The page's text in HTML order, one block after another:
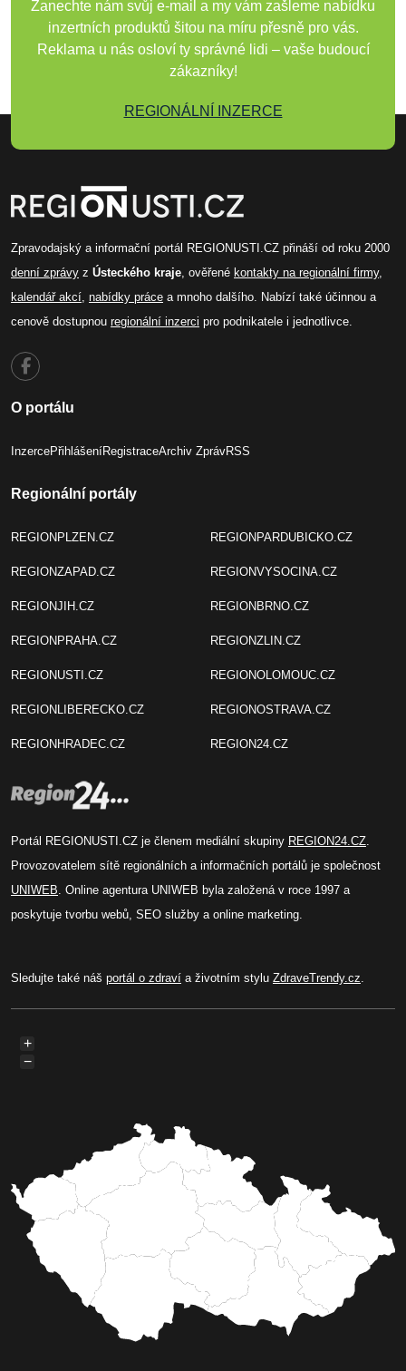
Zanechte nám svůj e-mail a my vám zašleme nabídku
inzertních produktů šitou na míru přesně pro vás.
Reklama u nás osloví ty správné lidi – vaše budoucí
zákazníky!
REGIONÁLNÍ INZERCE
Zpravodajský a informační portál REGIONUSTI.CZ přináší od roku 2000
denní zprávy z Ústeckého kraje, ověřené kontakty na regionální firmy,
kalendář akcí, nabídky práce a mnoho dalšího. Nabízí také účinnou a
cenově dostupnou regionální inzerci pro podnikatele i jednotlivce.
O portálu
InzercePřihlášeníRegistraceArchiv ZprávRSS
Regionální portály
REGIONPLZEN.CZ
REGIONZAPAD.CZ
REGIONJIH.CZ
REGIONPRAHA.CZ
REGIONUSTI.CZ
REGIONLIBERECKO.CZ
REGIONHRADEC.CZ
REGIONPARDUBICKO.CZ
REGIONVYSOCINA.CZ
REGIONBRNO.CZ
REGIONZLIN.CZ
REGIONOLOMOUC.CZ
REGIONOSTRAVA.CZ
REGION24.CZ
Portál REGIONUSTI.CZ je členem mediální skupiny REGION24.CZ.
Provozovatelem sítě regionálních a informačních portálů je společnost
UNIWEB. Online agentura UNIWEB byla založená v roce 1997 a
poskytuje tvorbu webů, SEO služby a online marketing.
Sledujte také náš portál o zdraví a životním stylu ZdraveTrendy.cz.
+
−